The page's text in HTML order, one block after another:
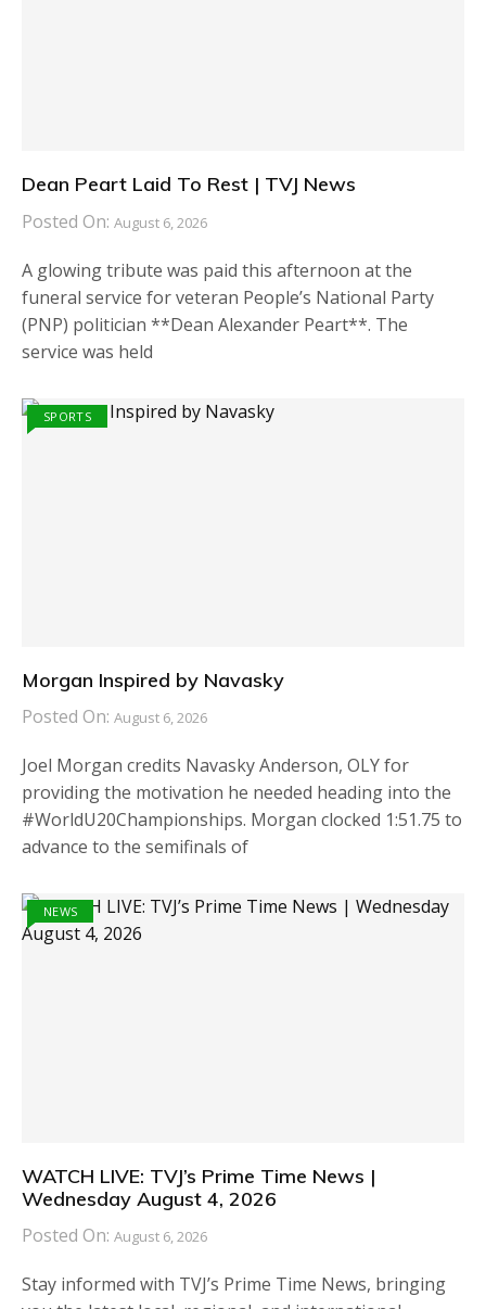
Dean Peart Laid To Rest | TVJ News
Posted On: August 6, 2026
A glowing tribute was paid this afternoon at the
funeral service for veteran People’s National Party
(PNP) politician **Dean Alexander Peart**. The
service was held
SPORTS
Morgan Inspired by Navasky
Posted On: August 6, 2026
Joel Morgan credits Navasky Anderson, OLY for
providing the motivation he needed heading into the
#WorldU20Championships. Morgan clocked 1:51.75 to
advance to the semifinals of
NEWS
WATCH LIVE: TVJ’s Prime Time News |
Wednesday August 4, 2026
Posted On: August 6, 2026
Stay informed with TVJ’s Prime Time News, bringing